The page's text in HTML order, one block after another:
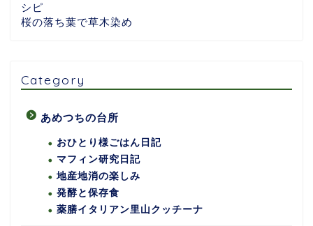
シピ
桜の落ち葉で草木染め
Category
あめつちの台所
おひとり様ごはん日記
マフィン研究日記
地産地消の楽しみ
発酵と保存食
薬膳イタリアン里山クッチーナ